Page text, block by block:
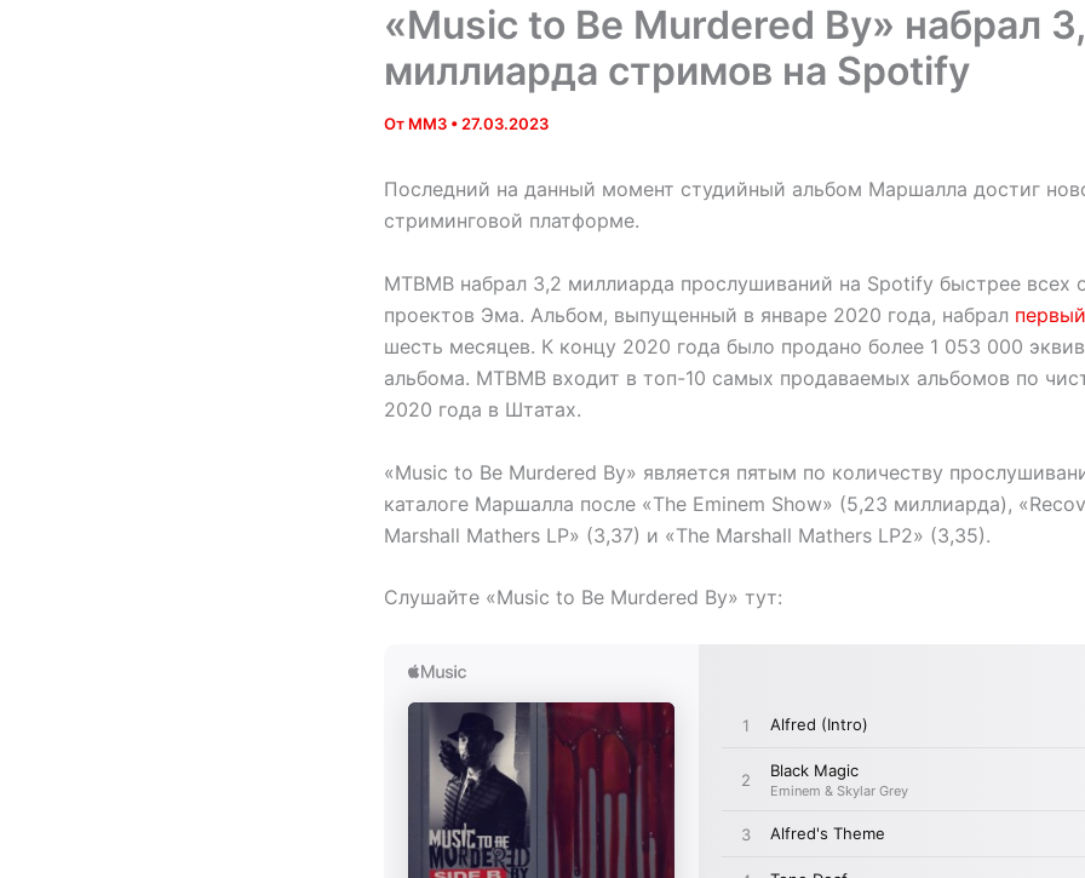
«Music to Be Murdered By» набрал
миллиарда стримов на Spotify
От MM3 •27.03.2023
Последний на данный момент студийный альбом Маршалла достиг
стриминговой платформе.
MTBMB набрал 3,2 миллиарда прослушиваний на Spotify быстрее всех
проектов Эма. Альбом, выпущенный в январе 2020 года, набрал
шесть месяцев. К концу 2020 года было продано более 1 053 000
альбома. MTBMB входит в топ-10 самых продаваемых альбомов по
2020 года в Штатах.
«Music to Be Murdered By» является пятым по количеству
каталоге Маршалла после «The Eminem Show» (5,23 миллиарда),
Marshall Mathers LP» (3,37) и «The Marshall Mathers LP2» (3,35).
Слушайте «Music to Be Murdered By» тут: